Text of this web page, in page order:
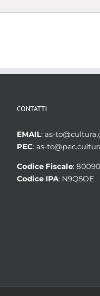
CONTATTI
EMAIL: as-
PEC: as-
Codice Fiscale:
Codice IPA: N9Q5OE